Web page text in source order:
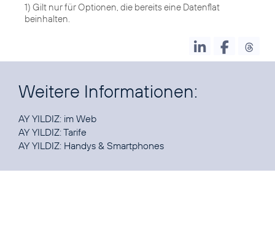
1) Gilt nur für Optionen, die bereits eine Datenflat
beinhalten.
Weitere Informationen:
AY YILDIZ: im Web
AY YILDIZ:Tarife
AY YILDIZ: Handys & Smartphones